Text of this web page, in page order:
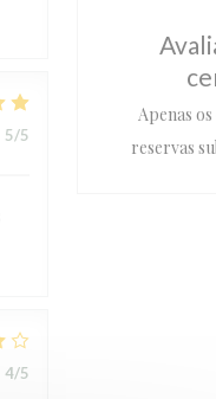
5/5
4/5
Apenas
reservas